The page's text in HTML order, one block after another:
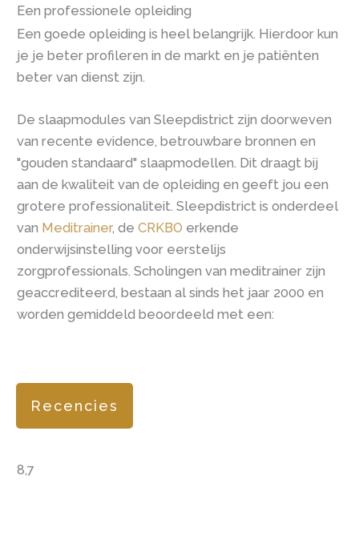
Een professionele opleiding
Een goede opleiding is heel belangrijk. Hierdoor kun
je je beter profileren in de markt en je patiënten
beter van dienst zijn.
De slaapmodules van Sleepdistrict zijn doorweven
van recente evidence, betrouwbare bronnen en
"gouden standaard" slaapmodellen. Dit draagt bij
aan de kwaliteit van de opleiding en geeft jou een
grotere professionaliteit. Sleepdistrict is onderdeel
van Meditrainer, de CRKBO erkende
onderwijsinstelling voor eerstelijs
zorgprofessionals. Scholingen van meditrainer zijn
geaccrediteerd, bestaan al sinds het jaar 2000 en
worden gemiddeld beoordeeld met een:
Recencies
8,7